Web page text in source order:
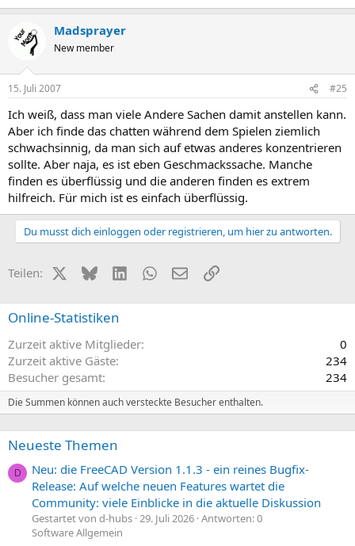
Madsprayer
New member
15. Juli 2007 #25
Ich weiß, dass man viele Andere Sachen damit anstellen kann.
Aber ich finde das chatten während dem Spielen ziemlich
schwachsinnig, da man sich auf etwas anderes konzentrieren
sollte. Aber naja, es ist eben Geschmackssache. Manche
finden es überflüssig und die anderen finden es extrem
hilfreich. Für mich ist es einfach überflüssig.
Du musst dich einloggen oder registrieren, um hier zu antworten.
Teilen: X (Twitter)
BlueskyLinkedInWhatsApp
E-MailLink
Online-Statistiken
Zurzeit aktive Mitglieder
0
Zurzeit aktive Gäste
234
Besucher gesamt
234
Die Summen können auch versteckte Besucher enthalten.
Neueste Themen
D
Neu: die FreeCAD Version 1.1.3 - ein reines Bugfix-
Release: Auf welche neuen Features wartet die
Community: viele Einblicke in die aktuelle Diskussion
Gestartet von d-hubs 29. Juli 2026 Antworten: 0
Software Allgemein